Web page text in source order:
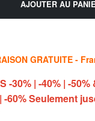
AJOUTER AU
GRATUITE -
-30% | -40% | -50%
-60% Seulement